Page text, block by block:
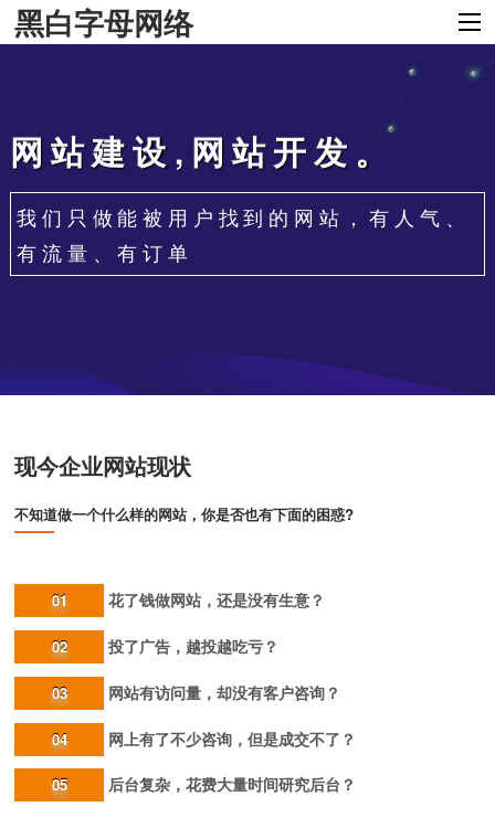
黑白字母网络
网站建设,网站开发。
我们只做能被用户找到的网站，有人气、
有流量、有订单
现今企业网站现状
不知道做一个什么样的网站，你是否也有下面的困惑?
01 花了钱做网站，还是没有生意？
02 投了广告，越投越吃亏？
03 网站有访问量，却没有客户咨询？
04 网上有了不少咨询，但是成交不了？
05 后台复杂，花费大量时间研究后台？